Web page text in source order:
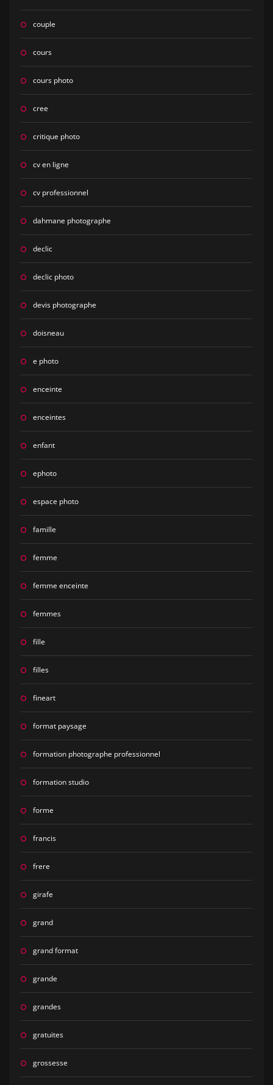
couple
cours
cours photo
cree
critique photo
cv en ligne
cv professionnel
dahmane photographe
declic
declic photo
devis photographe
doisneau
e photo
enceinte
enceintes
enfant
ephoto
espace photo
famille
femme
femme enceinte
femmes
fille
filles
fineart
format paysage
formation photographe professionnel
formation studio
forme
francis
frere
girafe
grand
grand format
grande
grandes
gratuites
grossesse